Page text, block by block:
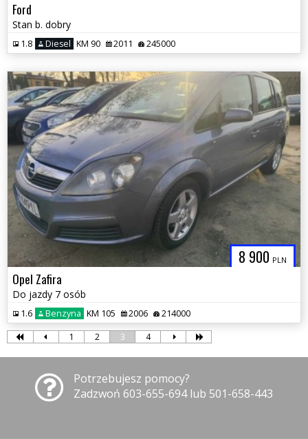
Ford
Stan b. dobry
1.8 Diesel KM 90 2011 245000
8 900 PLN
Opel Zafira
Do jazdy 7 osób
1.6 Benzyna KM 105 2006 214000
1 2 3 4
Potrzebujesz pomocy?
Zadzwoń 603-655-694 lub 501-658-443